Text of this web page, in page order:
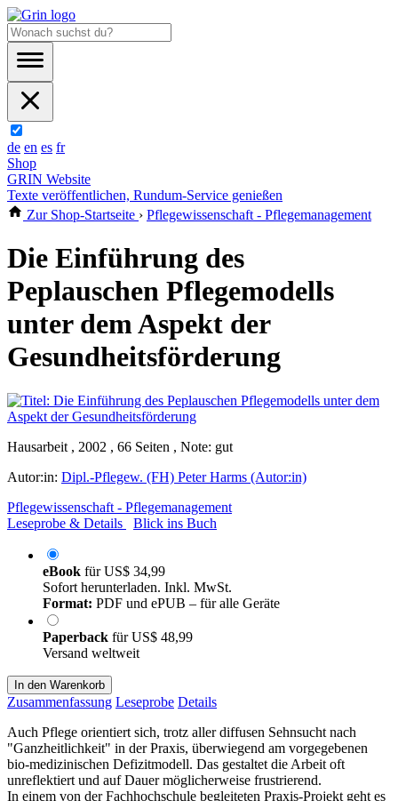
de en es fr
Shop
GRIN Website
Texte veröffentlichen, Rundum-Service genießen
Zur Shop-Startseite › Pflegewissenschaft - Pflegemanagement
Die Einführung des
Peplauschen Pflegemodells
unter dem Aspekt der
Gesundheitsförderung
Hausarbeit , 2002 , 66 Seiten , Note: gut
Autor:in: Dipl.-Pflegew. (FH) Peter Harms (Autor:in)
Pflegewissenschaft - Pflegemanagement
Leseprobe & Details
Blick ins Buch
eBook fürUS$ 34,99
Sofort herunterladen. Inkl. MwSt.
Format: PDF und ePUB – für alle Geräte
Paperback fürUS$ 48,99
Versand weltweit
In den Warenkorb
Zusammenfassung Leseprobe Details
Auch Pflege orientiert sich, trotz aller diffusen Sehnsucht nach
"Ganzheitlichkeit" in der Praxis, überwiegend am vorgegebenen
bio-medizinischen Defizitmodell. Das gestaltet die Arbeit oft
unreflektiert und auf Dauer möglicherweise frustrierend.
In einem von der Fachhochschule begleiteten Praxis-Projekt geht es